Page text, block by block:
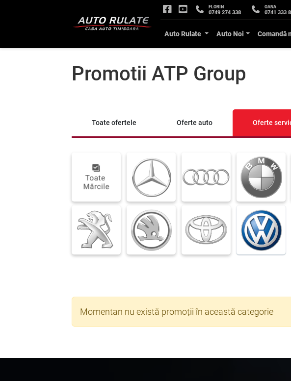
FLORIN
0749 274 338
OANA
0741 333
Auto Rulate Auto Noi Comandă
Promotii ATP Group
Toate ofertele Oferte auto Oferte
Momentan nu există promoții în această categorie